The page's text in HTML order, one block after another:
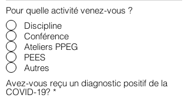
Pour quelle activité venez-vous ?
Discipline
Conférence
Ateliers PPEG
PEES
Autres
Avez-vous reçu un diagnostic positif de la
COVID-19? *